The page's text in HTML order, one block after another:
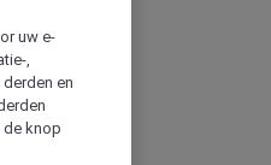
uw e-
,
en
de knop